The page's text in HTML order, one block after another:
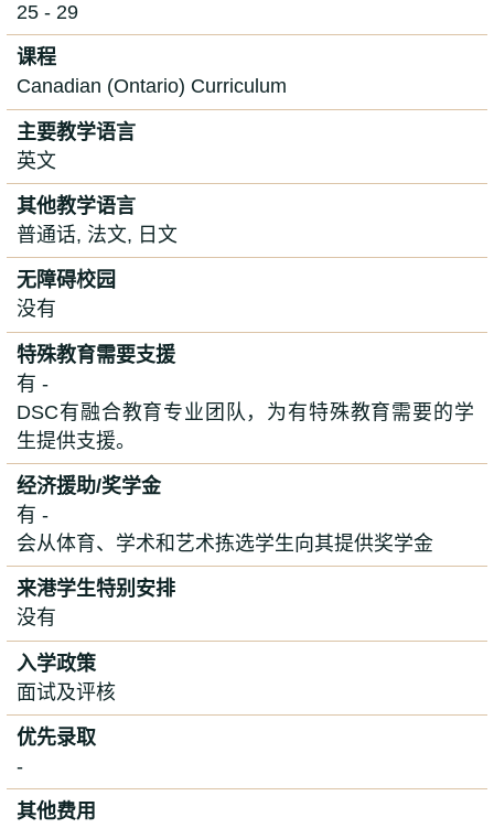
25 - 29
课程
Canadian (Ontario) Curriculum
主要教学语言
英文
其他教学语言
普通话, 法文, 日文
无障碍校园
没有
特殊教育需要支援
有 -
DSC有融合教育专业团队，为有特殊教育需要的学
生提供支援。
经济援助/奖学金
有 -
会从体育、学术和艺术拣选学生向其提供奖学金
来港学生特别安排
没有
入学政策
面试及评核
优先录取
-
其他费用